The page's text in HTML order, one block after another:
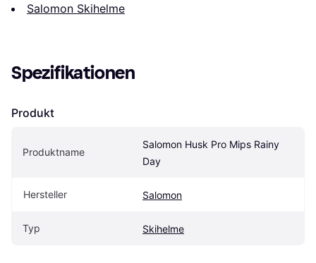
Salomon Skihelme
Spezifikationen
Produkt
Produktname
Salomon Husk Pro Mips Rainy
Day
Hersteller Salomon
Typ Skihelme